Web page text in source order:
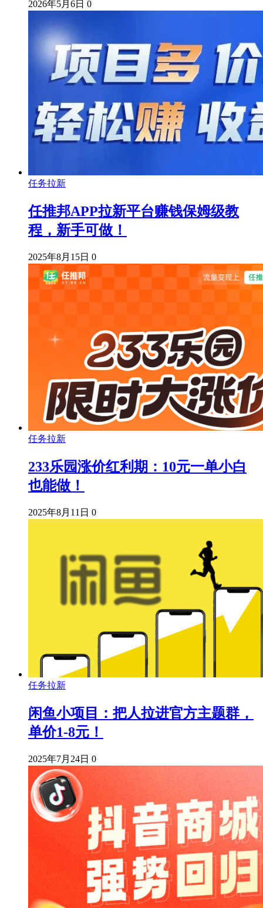
2026年5月6日 0
任务拉新
任推邦APP拉新平台赚钱保姆级教
程，新手可做！
2025年8月15日 0
任务拉新
233乐园涨价红利期：10元一单小白
也能做！
2025年8月11日 0
任务拉新
闲鱼小项目：把人拉进官方主题群，
单价1-8元！
2025年7月24日 0